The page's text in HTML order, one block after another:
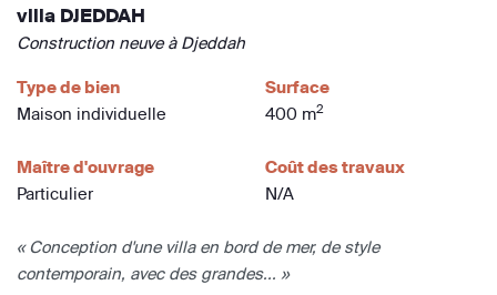
villa DJEDDAH
Construction neuve à Djeddah
Type de bien
Maison individuelle
Surface
400 m2
Maître d'ouvrage
Particulier
Coût des travaux
N/A
« Conception d'une villa en bord de mer, de style
contemporain, avec des grandes... »